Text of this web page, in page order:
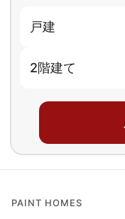
PAINT HOMES